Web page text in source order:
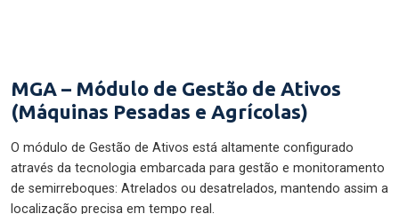
MGA – Módulo de Gestão de Ativos
(Máquinas Pesadas e Agrícolas)
O módulo de Gestão de Ativos está altamente configurado
através da tecnologia embarcada para gestão e monitoramento
de semirreboques: Atrelados ou desatrelados, mantendo assim a
localização precisa em tempo real.